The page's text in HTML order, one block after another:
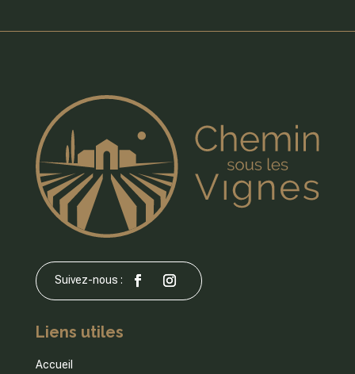
Liens utiles
Accueil